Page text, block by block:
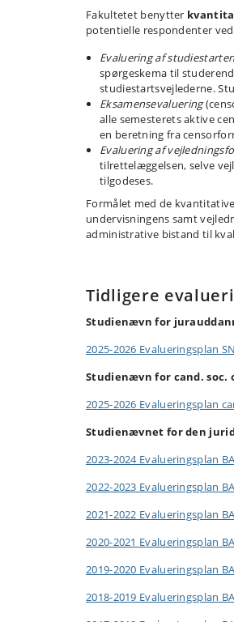
Fakultetet benytter
potentielle respondenter
Evaluering af
spørgeskema til
studiestartsvejlederne.
Eksamensevaluering
alle semesterets aktive
en beretning fra
Evaluering af
tilrettelæggelsen, selve
tilgodeses.
Formålet med de
undervisningens samt
administrative bistand til
Tidligere
Studienævn for
2025-2026 Evalueringsplan
Studienævn for cand. soc.
2025-2026 Evalueringsplan
Studienævnet for den
2023-2024 Evalueringsplan
2022-2023 Evalueringsplan
2021-2022 Evalueringsplan
2020-2021 Evalueringsplan
2019-2020 Evalueringsplan
2018-2019 Evalueringsplan